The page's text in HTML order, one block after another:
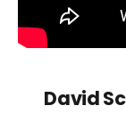
David